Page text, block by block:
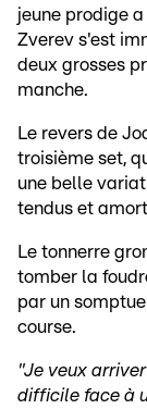
jeune prodige
Zverev s'est
deux grosses
manche.
Le revers de
troisième set,
une belle
tendus et
Le tonnerre
tomber la
par un
course.
"Je veux
difficile face à